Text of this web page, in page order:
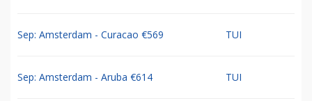
Sep: Amsterdam - Curacao €569 TUI
Sep: Amsterdam - Aruba €614 TUI